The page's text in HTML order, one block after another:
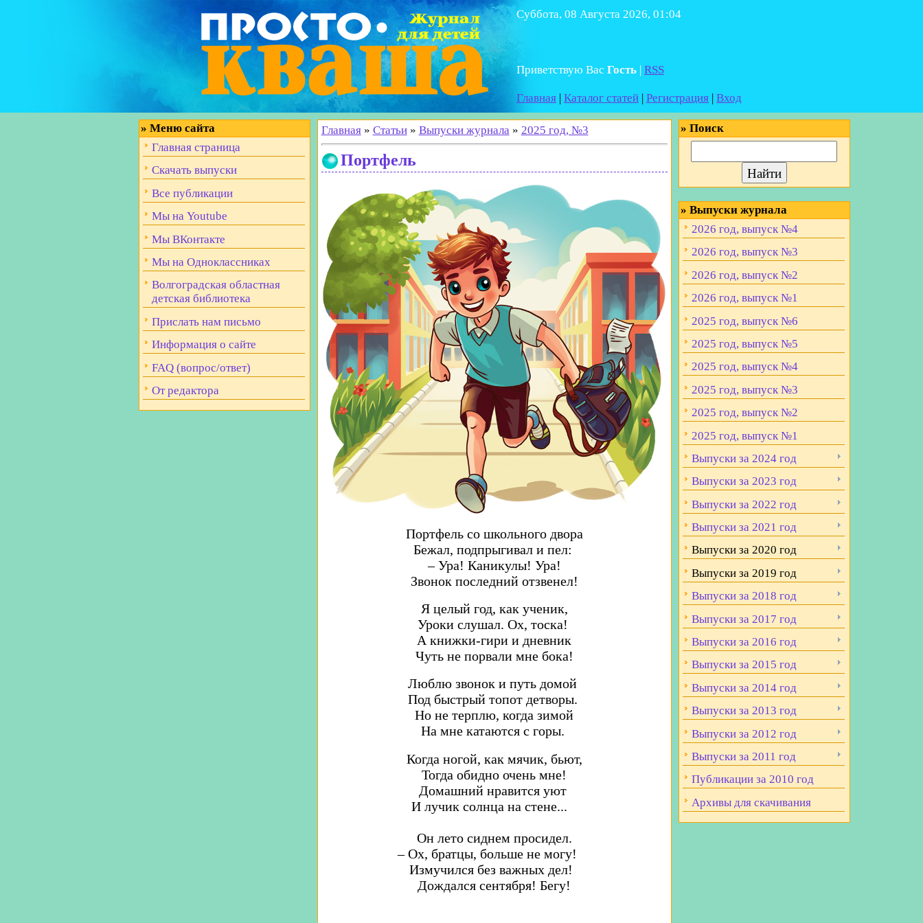
Суббота, 08 Августа 2026, 01:04
Приветствую Вас Гость | RSS
Главная | Каталог статей | Регистрация | Вход
» Меню сайта
Главная страница
Скачать выпуски
Все публикации
Мы на Youtube
Мы ВКонтакте
Мы на Одноклассниках
Волгоградская областная
детская библиотека
Прислать нам письмо
Информация о сайте
FAQ (вопрос/ответ)
От редактора
Главная» Статьи» Выпуски журнала» 2025 год, №3
Портфель
Портфель со школьного двора
Бежал, подпрыгивал и пел:
– Ура! Каникулы! Ура!
Звонок последний отзвенел!
Я целый год, как ученик,
Уроки слушал. Ох, тоска!
А книжки-гири и дневник
Чуть не порвали мне бока!
Люблю звонок и путь домой
Под быстрый топот детворы.
Но не терплю, когда зимой
На мне катаются с горы.
Когда ногой, как мячик, бьют,
Тогда обидно очень мне!
Домашний нравится уют
И лучик солнца на стене...
Он лето сиднем просидел.
– Ох, братцы, больше не могу!
Измучился без важных дел!
Дождался сентября! Бегу!
» Поиск
» Выпуски журнала
2026 год, выпуск №4
2026 год, выпуск №3
2026 год, выпуск №2
2026 год, выпуск №1
2025 год, выпуск №6
2025 год, выпуск №5
2025 год, выпуск №4
2025 год, выпуск №3
2025 год, выпуск №2
2025 год, выпуск №1
Выпуски за 2024 год
Выпуски за 2023 год
Выпуски за 2022 год
Выпуски за 2021 год
Выпуски за 2020 год
Выпуски за 2019 год
Выпуски за 2018 год
Выпуски за 2017 год
Выпуски за 2016 год
Выпуски за 2015 год
Выпуски за 2014 год
Выпуски за 2013 год
Выпуски за 2012 год
Выпуски за 2011 год
Публикации за 2010 год
Архивы для скачивания